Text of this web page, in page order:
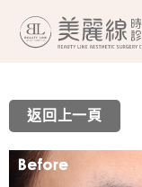
要
內
返回上一頁